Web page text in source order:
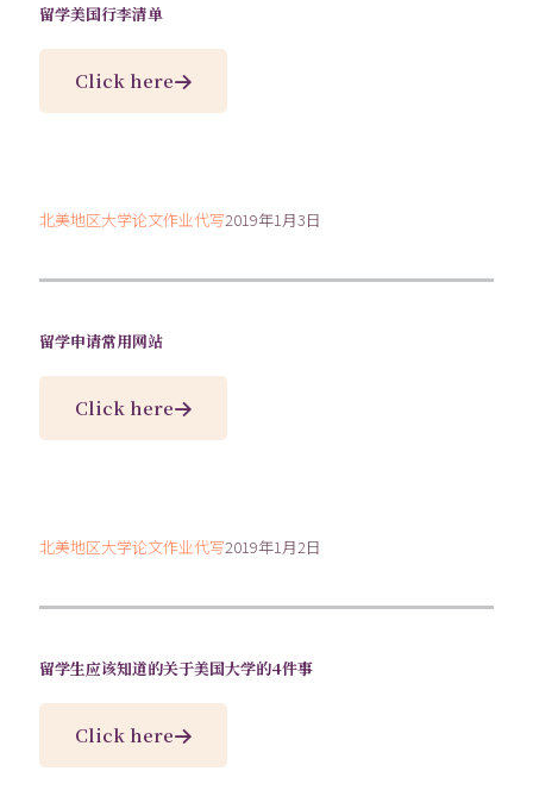
留学美国行李清单
Click here
北美地区大学论文作业代写2019年1月3日
留学申请常用网站
Click here
北美地区大学论文作业代写2019年1月2日
留学生应该知道的关于美国大学的4件事
Click here